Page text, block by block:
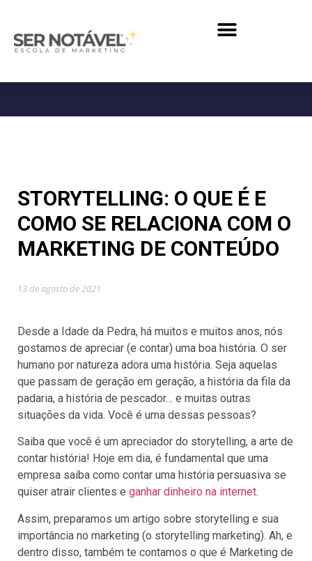
STORYTELLING: O QUE É E
COMO SE RELACIONA COM O
MARKETING DE CONTEÚDO
13 de agosto de 2021
Desde a Idade da Pedra, há muitos e muitos anos, nós
gostamos de apreciar (e contar) uma boa história. O ser
humano por natureza adora uma história. Seja aquelas
que passam de geração em geração, a história da fila da
padaria, a história de pescador… e muitas outras
situações da vida. Você é uma dessas pessoas?
Saiba que você é um apreciador do storytelling, a arte de
contar história! Hoje em dia, é fundamental que uma
empresa saiba como contar uma história persuasiva se
quiser atrair clientes e ganhar dinheiro na internet.
Assim, preparamos um artigo sobre storytelling e sua
importância no marketing (o storytelling marketing). Ah, e
dentro disso, também te contamos o que é Marketing de